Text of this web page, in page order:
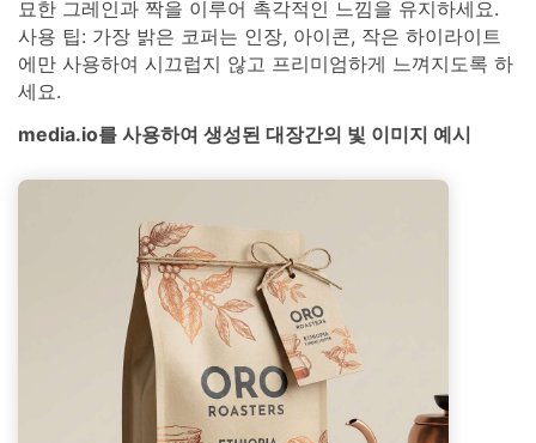
묘한 그레인과 짝을 이루어 촉각적인 느낌을 유지하세요.
사용 팁: 가장 밝은 코퍼는 인장, 아이콘, 작은 하이라이트
에만 사용하여 시끄럽지 않고 프리미엄하게 느껴지도록 하
세요.
media.io를 사용하여 생성된 대장간의 빛 이미지 예시